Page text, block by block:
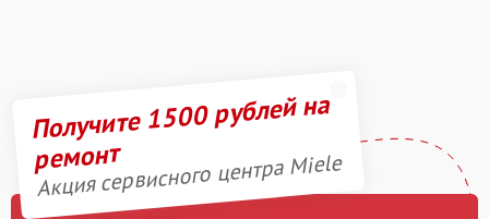
Получите 1500 рублей на
ремонт
Акция сервисного центра Miele